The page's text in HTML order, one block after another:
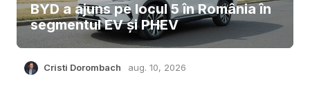
BYD a ajuns pe locul 5 în România în
segmentul EV și PHEV
Cristi Dorombach aug. 10, 2026